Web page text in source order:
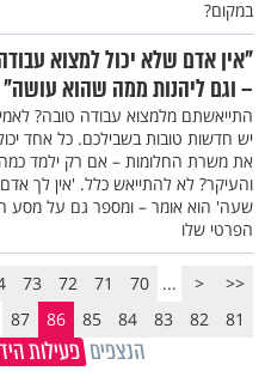
במקום?
"אין אדם שלא יכול למצוא
– וגם ליהנות ממה שהוא עושה"
התייאשתם מלמצוא עבודה טובה?
יש חדשות טובות בשבילכם. כל אחד
את משרת החלומות – אם רק ילמד
והעיקר? לא להתייאש כלל. 'אין לך אדם
שעה' הוא אומר – ומספר גם על מסע
הפרטי שלו
<<
<
...
70
71
72
73
81
82
83
84
85
86
87
הנצפים פעילות